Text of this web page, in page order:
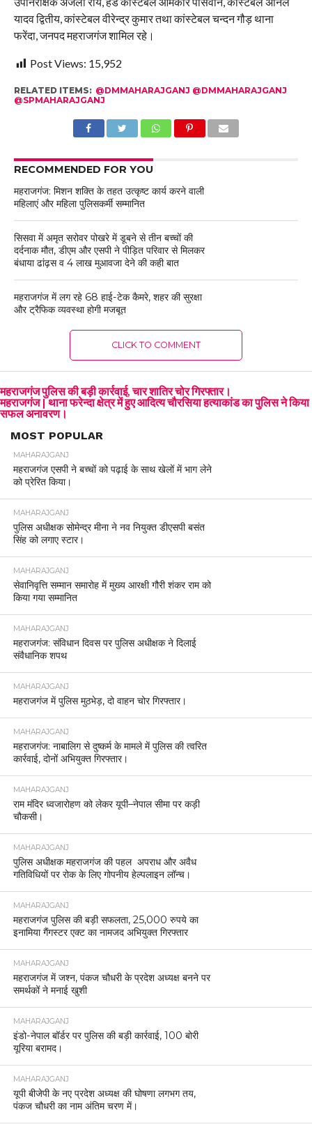
यादव द्वितीय, कांस्टेबल वीरेन्द्र कुमार तथा कांस्टेबल चन्दन गौड़ थाना
फरेंदा, जनपद महराजगंज शामिल रहे।
Post Views: 15,952
RELATED ITEMS: @DMMAHARAJGANJ @DMMAHARAJGANJ
@SPMAHARAJGANJ
RECOMMENDED FOR YOU
महराजगंज: मिशन शक्ति के तहत उत्कृष्ट कार्य करने वाली
महिलाएं और महिला पुलिसकर्मी सम्मानित
सिसवा में अमृत सरोवर पोखरे में डूबने से तीन बच्चों की
दर्दनाक मौत, डीएम और एसपी ने पीड़ित परिवार से मिलकर
बंधाया ढांढ़स व 4 लाख मुआवजा देने की कही बात
महराजगंज में लग रहे 68 हाई-टेक कैमरे, शहर की सुरक्षा
और ट्रैफिक व्यवस्था होगी मजबूत
CLICK TO COMMENT
महराजगंज पुलिस की बड़ी कार्रवाई, चार शातिर चोर गिरफ्तार।
महराजगंज | थाना फरेन्दा क्षेत्र में हुए आदित्य चौरसिया हत्याकांड का पुलिस ने किया
सफल अनावरण।
MOST POPULAR
MAHARAJGANJ
महराजगंज एसपी ने बच्चों को पढ़ाई के साथ खेलों में भाग लेने
को प्रेरित किया।
MAHARAJGANJ
पुलिस अधीक्षक सोमेन्द्र मीना ने नव नियुक्त डीएसपी बसंत
सिंह को लगाए स्टार।
MAHARAJGANJ
सेवानिवृत्ति सम्मान समारोह में मुख्य आरक्षी गौरी शंकर राम को
किया गया सम्मानित
MAHARAJGANJ
महराजगंज: संविधान दिवस पर पुलिस अधीक्षक ने दिलाई
संवैधानिक शपथ
MAHARAJGANJ
महराजगंज में पुलिस मुठभेड़, दो वाहन चोर गिरफ्तार।
MAHARAJGANJ
महराजगंज: नाबालिग से दुष्कर्म के मामले में पुलिस की त्वरित
कार्रवाई, दोनों अभियुक्त गिरफ्तार।
MAHARAJGANJ
राम मंदिर ध्वजारोहण को लेकर यूपी–नेपाल सीमा पर कड़ी
चौकसी।
MAHARAJGANJ
पुलिस अधीक्षक महराजगंज की पहल अपराध और अवैध
गतिविधियों पर रोक के लिए गोपनीय हेल्पलाइन लॉन्च।
MAHARAJGANJ
महराजगंज पुलिस की बड़ी सफलता, 25,000 रुपये का
इनामिया गैंगस्टर एक्ट का नामजद अभियुक्त गिरफ्तार
MAHARAJGANJ
महराजगंज में जश्न, पंकज चौधरी के प्रदेश अध्यक्ष बनने पर
समर्थकों ने मनाई खुशी
MAHARAJGANJ
इंडो-नेपाल बॉर्डर पर पुलिस की बड़ी कार्रवाई, 100 बोरी
यूरिया बरामद।
MAHARAJGANJ
यूपी बीजेपी के नए प्रदेश अध्यक्ष की घोषणा लगभग तय,
पंकज चौधरी का नाम अंतिम चरण में।